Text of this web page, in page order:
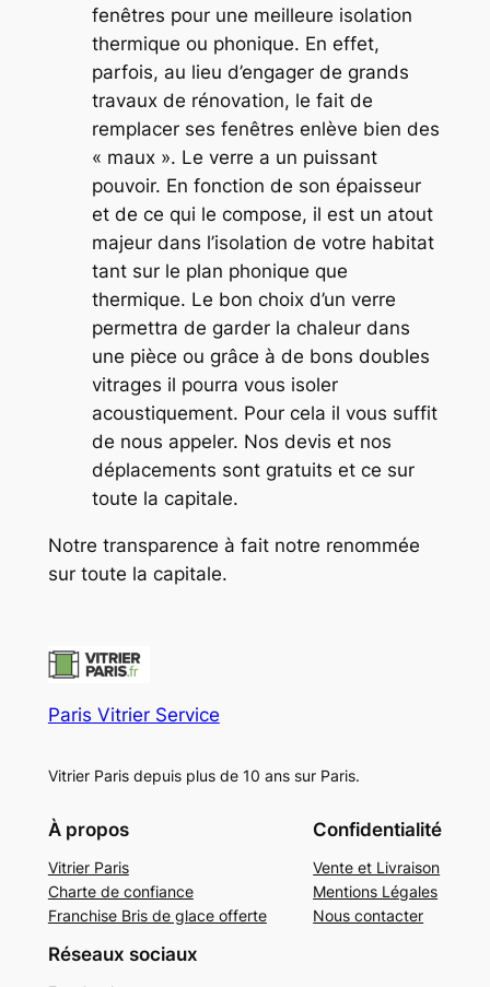
fenêtres pour une meilleure isolation
thermique ou phonique. En effet,
parfois, au lieu d’engager de grands
travaux de rénovation, le fait de
remplacer ses fenêtres enlève bien des
« maux ». Le verre a un puissant
pouvoir. En fonction de son épaisseur
et de ce qui le compose, il est un atout
majeur dans l’isolation de votre habitat
tant sur le plan phonique que
thermique. Le bon choix d’un verre
permettra de garder la chaleur dans
une pièce ou grâce à de bons doubles
vitrages il pourra vous isoler
acoustiquement. Pour cela il vous suffit
de nous appeler. Nos devis et nos
déplacements sont gratuits et ce sur
toute la capitale.
Notre transparence à fait notre renommée
sur toute la capitale.
Paris Vitrier Service
Vitrier Paris depuis plus de 10 ans sur Paris.
À propos
Vitrier Paris
Charte de confiance
Franchise Bris de glace offerte
Confidentialité
Vente et Livraison
Mentions Légales
Nous contacter
Réseaux sociaux